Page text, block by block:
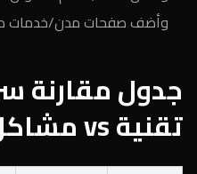
وأضف صفحات مدن/خدمات
جدول مقارنة
تقنية vs مشاكل محتوى